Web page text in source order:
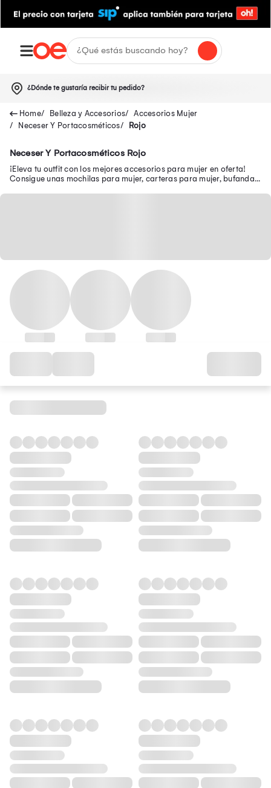
¿Dónde te gustaría recibir tu pedido?
Belleza y Accesorios
Accesorios Mujer
Neceser Y Portacosméticos
Rojo
Neceser Y Portacosméticos Rojo
¡Eleva tu outfit con los mejores accesorios para mujer en oferta!
Consigue unas mochilas para mujer, carteras para mujer, bufandas